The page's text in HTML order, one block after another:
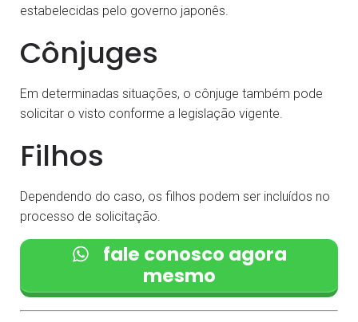
estabelecidas pelo governo japonês.
Cônjuges
Em determinadas situações, o cônjuge também pode
solicitar o visto conforme a legislação vigente.
Filhos
Dependendo do caso, os filhos podem ser incluídos no
processo de solicitação.
fale conosco agora
mesmo